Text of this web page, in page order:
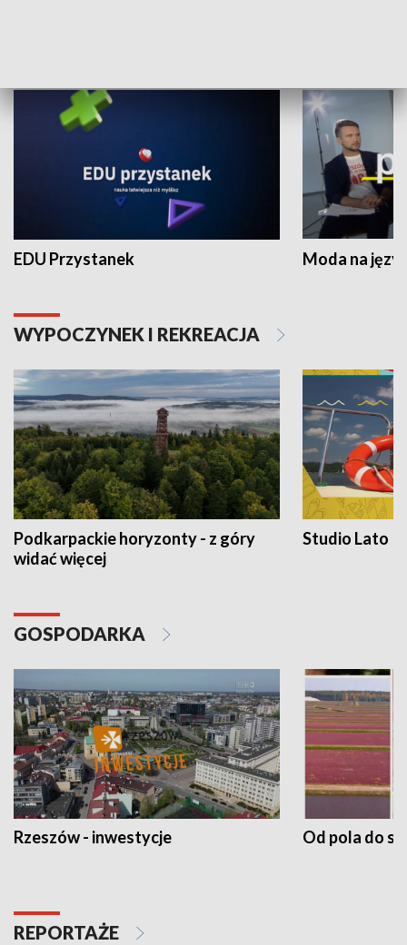
EDU Przystanek Moda na
WYPOCZYNEK I REKREACJA
Podkarpackie horyzonty - z góry
widać więcej
Studio Lato
GOSPODARKA
Rzeszów - inwestycje Od pola do
REPORTAŻE